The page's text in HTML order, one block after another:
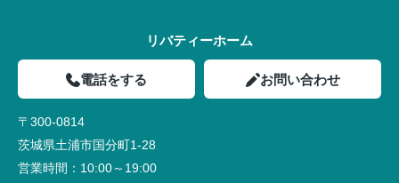
リバティーホーム
電話をする お問い合わせ
〒300-0814
茨城県土浦市国分町1-28
営業時間： 10:00～19:00